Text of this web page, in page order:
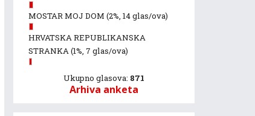
MOSTAR MOJ DOM (2%, 14 glas/ova)
HRVATSKA REPUBLIKANSKA
STRANKA(1%, 7 glas/ova)
Ukupno glasova: 871
Arhiva anketa